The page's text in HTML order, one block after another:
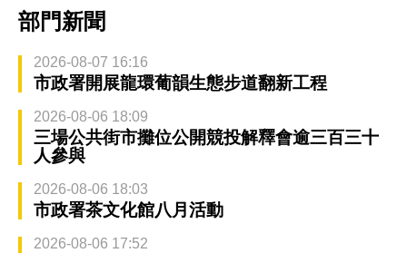
部門新聞
2026-08-07 16:16
市政署開展龍環葡韻生態步道翻新工程
2026-08-06 18:09
三場公共街市攤位公開競投解釋會逾三百三十
人參與
2026-08-06 18:03
市政署茶文化館八月活動
2026-08-06 17:52